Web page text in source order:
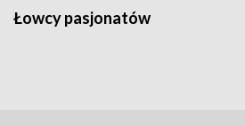
Łowcy pasjonatów